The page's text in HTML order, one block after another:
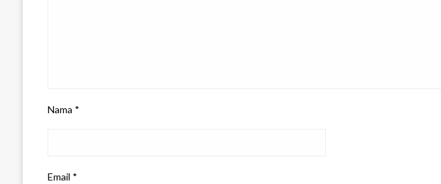
Nama *
Email *